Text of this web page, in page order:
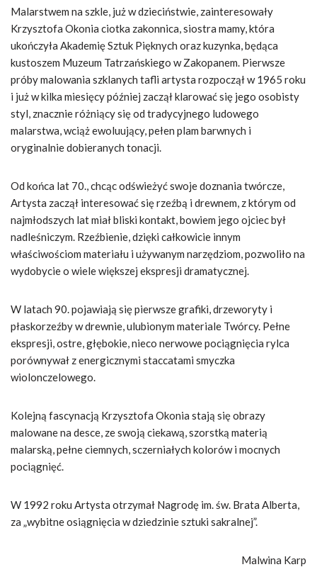
Malarstwem na szkle, już w dzieciństwie, zainteresowały
Krzysztofa Okonia ciotka zakonnica, siostra mamy, która
ukończyła Akademię Sztuk Pięknych oraz kuzynka, będąca
kustoszem Muzeum Tatrzańskiego w Zakopanem. Pierwsze
próby malowania szklanych tafli artysta rozpoczął w 1965 roku
i już w kilka miesięcy później zaczął klarować się jego osobisty
styl, znacznie różniący się od tradycyjnego ludowego
malarstwa, wciąż ewoluujący, pełen plam barwnych i
oryginalnie dobieranych tonacji.
Od końca lat 70., chcąc odświeżyć swoje doznania twórcze,
Artysta zaczął interesować się rzeźbą i drewnem, z którym od
najmłodszych lat miał bliski kontakt, bowiem jego ojciec był
nadleśniczym. Rzeźbienie, dzięki całkowicie innym
właściwościom materiału i używanym narzędziom, pozwoliło na
wydobycie o wiele większej ekspresji dramatycznej.
W latach 90. pojawiają się pierwsze grafiki, drzeworyty i
płaskorzeźby w drewnie, ulubionym materiale Twórcy. Pełne
ekspresji, ostre, głębokie, nieco nerwowe pociągnięcia rylca
porównywał z energicznymi staccatami smyczka
wiolonczelowego.
Kolejną fascynacją Krzysztofa Okonia stają się obrazy
malowane na desce, ze swoją ciekawą, szorstką materią
malarską, pełne ciemnych, sczerniałych kolorów i mocnych
pociągnięć.
W 1992 roku Artysta otrzymał Nagrodę im. św. Brata Alberta,
za „wybitne osiągnięcia w dziedzinie sztuki sakralnej”.
Malwina Karp